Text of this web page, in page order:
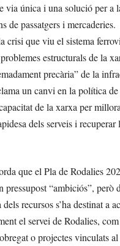
via única i una solució per a
de passatgers i mercaderies.
crisi que viu el sistema
estructurals de la
precària” de la
un canvi en la política
de la xarxa per
dels serveis i
que el Pla de Rodalies
pressupost “ambiciós”, però
recursos s’ha destinat a
el servei de Rodalies,
o projectes vinculats al